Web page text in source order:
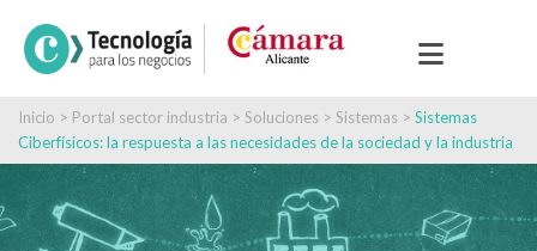
Inicio > Portal sector industria > Soluciones > Sistemas > Sistemas
Ciberfísicos: la respuesta a las necesidades de la sociedad y la industria